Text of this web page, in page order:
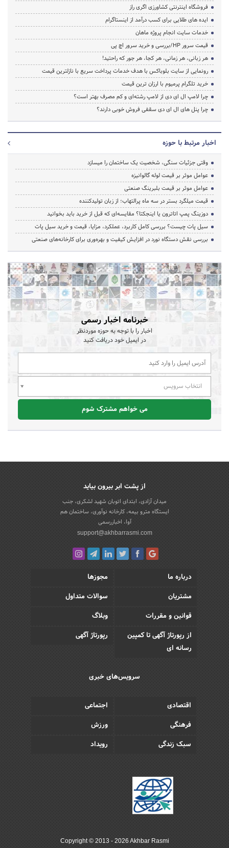
فروشگاه اینترنتی کشاورزی اگری راز
ایده های طلایی برای کسب درآمد از اینستاگرام
خدمات سایت انجام پروژه ماهان
قیمت سرور HP/بررسی و خرید سرور اچ پی
هر زبانی، هر زمانی، هر کجا، هر جور که راحتید!
رونمایی از سایت بلوباکس با هدف خدمات پرداخت سریع با نازلترین قیمت
خرید تلگرام پرمیوم با ارزان ترین قیمت
چرا لامپ ال ای دی از لامپ رشته‌ای و کم مصرف بهتر است؟
چرا پنل های ال ای دی سقفی فروش خوبی دارند؟
اخبار مرتبط با حوزه
وقتی جزئیات سنگی، شخصیت یک ساختمان را میسازد
عوامل موثر بر قیمت لوله گالوانیزه
عوامل موثر بر قیمت بلبرینگ صنعتی
قیمت میلگرد بستر در سه ماه پرالتهاب؛ از زبان تولیدکننده
دوزینگ پمپ اتاترون یا اینجکتا؟ مقایسه‌ای که قبل از خرید باید بخوانید
سیل پات چیست؟ بررسی کامل کاربرد، عملکرد، مزایا، قیمت و خرید سیل پات
بررسی نقش دستگاه نورد در افزایش کیفیت و بهره‌وری برای کارخانه‌های صنعتی
خبرنامه اخبار رسمی
اخبار را با توجه به حوزه موردنظر
در ایمیل خود دریافت کنید
انتخاب سرویس
می خواهم مشترک شوم
از پشت ابر بیرون بیاید
میدان آزادی، ابتدای اتوبان شهید لشکری، جنب
ایستگاه مترو بیمه، کارخانه نوآوری، ساختمان هم
آوا، اخباررسمی
support@akhbarrasmi.com
درباره ما
مجوزها
مشتریان
سوالات متداول
قوانین و مقررات
وبلاگ
از رپورتاژ آگهی تا کمپین
رسانه ای
رپورتاژ آگهی
سرویس‌های خبری
اقتصادی
اجتماعی
فرهنگی
ورزش
سبک زندگی
رویداد
Copyright © 2013 - 2026 Akhbar Rasmi